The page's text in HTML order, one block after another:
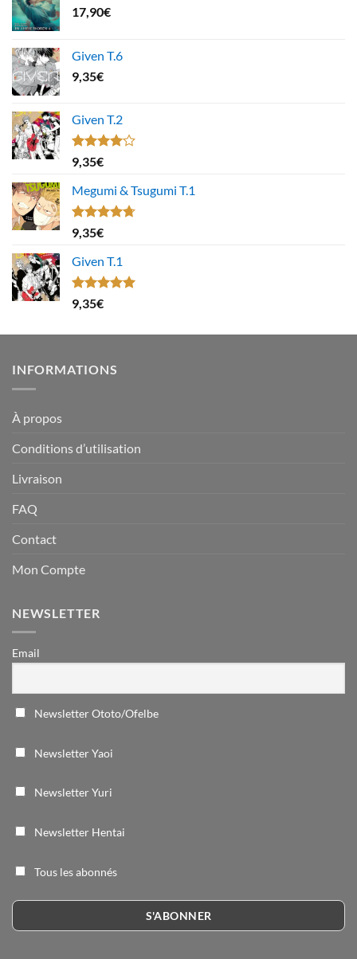
17,90€
Given T.6
9,35€
Given T.2
Note
4.00
5
9,35€
Megumi & Tsugumi T.1
Note4.67
sur 5
9,35€
Given T.1
Note5.00
sur 5
9,35€
INFORMATIONS
À propos
Conditions d’utilisation
Livraison
FAQ
Contact
Mon Compte
NEWSLETTER
Email
Newsletter Ototo/Ofelbe
Newsletter Yaoi
Newsletter Yuri
Newsletter Hentai
Tous les abonnés